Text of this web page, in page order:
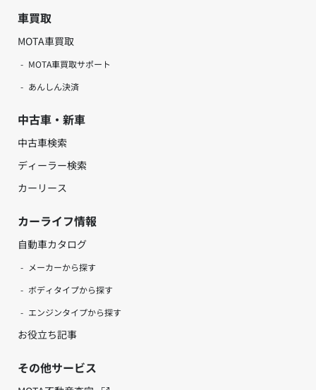
車買取
MOTA車買取
MOTA車買取サポート
あんしん決済
中古車・新車
中古車検索
ディーラー検索
カーリース
カーライフ情報
自動車カタログ
メーカーから探す
ボディタイプから探す
エンジンタイプから探す
お役立ち記事
その他サービス